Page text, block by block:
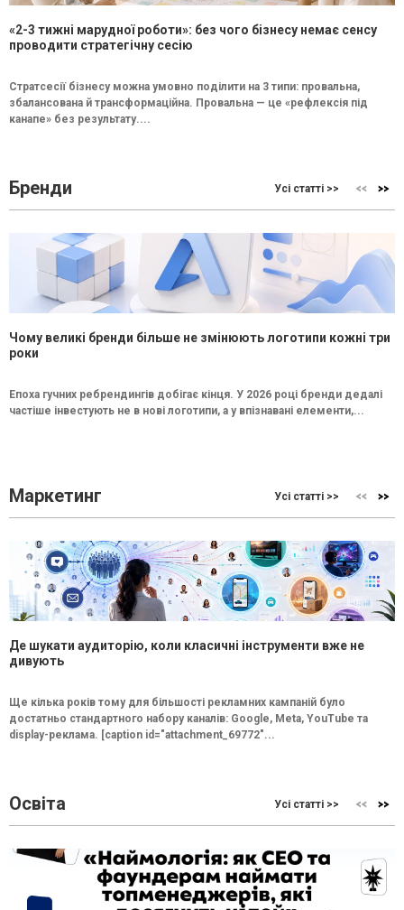
«2-3 тижні марудної роботи»: без чого бізнесу немає сенсу
проводити стратегічну сесію
Стратсесії бізнесу можна умовно поділити на 3 типи: провальна,
збалансована й трансформаційна. Провальна — це «рефлексія під
канапе» без результату....
Бренди Усі статті >>
Чому великі бренди більше не змінюють логотипи кожні три
роки
Епоха гучних ребрендингів добігає кінця. У 2026 році бренди дедалі
частіше інвестують не в нові логотипи, а у впізнавані елементи,...
Маркетинг Усі статті >>
Де шукати аудиторію, коли класичні інструменти вже не
дивують
Ще кілька років тому для більшості рекламних кампаній було
достатньо стандартного набору каналів: Google, Meta, YouTube та
display-реклама. [caption id="attachment_69772"...
Освіта Усі статті >>